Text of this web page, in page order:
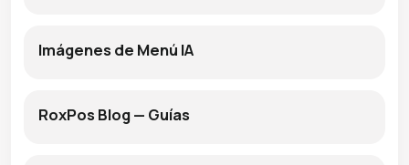
Imágenes de Menú IA
RoxPos Blog — Guías